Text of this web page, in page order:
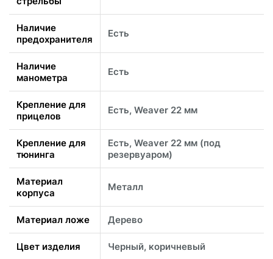
Наличие
предохранителя
Есть
Наличие
манометра
Есть
Крепление для
прицелов
Есть, Weaver 22 мм
Крепление для
тюнинга
Есть, Weaver 22 мм (под
резервуаром)
Материал
корпуса
Металл
Материал ложе Дерево
Цвет изделия Черный, коричневый